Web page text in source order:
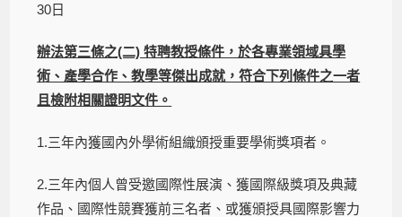
30日
辦法第三條之(二) 特聘教授條件，於各專業領域具學
術、產學合作、教學等傑出成就，符合下列條件之一者
且檢附相關證明文件。
1.三年內獲國內外學術組織頒授重要學術獎項者。
2.三年內個人曾受邀國際性展演、獲國際級獎項及典藏
作品、國際性競賽獲前三名者、或獲頒授具國際影響力